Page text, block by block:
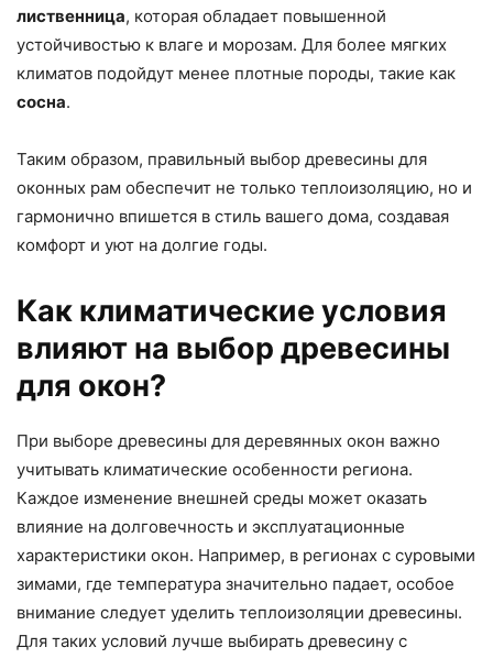
лиственница, которая обладает повышенной
устойчивостью к влаге и морозам. Для более мягких
климатов подойдут менее плотные породы, такие как
сосна.
Таким образом, правильный выбор древесины для
оконных рам обеспечит не только теплоизоляцию, но и
гармонично впишется в стиль вашего дома, создавая
комфорт и уют на долгие годы.
Как климатические условия
влияют на выбор древесины
для окон?
При выборе древесины для деревянных окон важно
учитывать климатические особенности региона.
Каждое изменение внешней среды может оказать
влияние на долговечность и эксплуатационные
характеристики окон. Например, в регионах с суровыми
зимами, где температура значительно падает, особое
внимание следует уделить теплоизоляции древесины.
Для таких условий лучше выбирать древесину с